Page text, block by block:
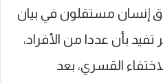
7 خبراء حقوق إنسان مستقلون في بيان
تفيد بأن عددا من الأفراد،
القسري، بعد